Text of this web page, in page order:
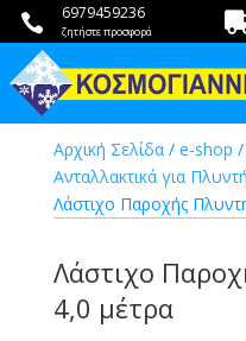
 6979459236
ζητήστε προσφορά
Αρχική Σελίδα/ e-shop /
Ανταλλακτικά για
Λάστιχο Παροχής
Λάστιχο
4,0 μέτρα